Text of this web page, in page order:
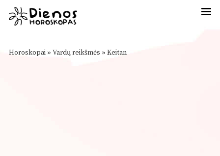
Horoskopai » Vardų reikšmės » Keitan